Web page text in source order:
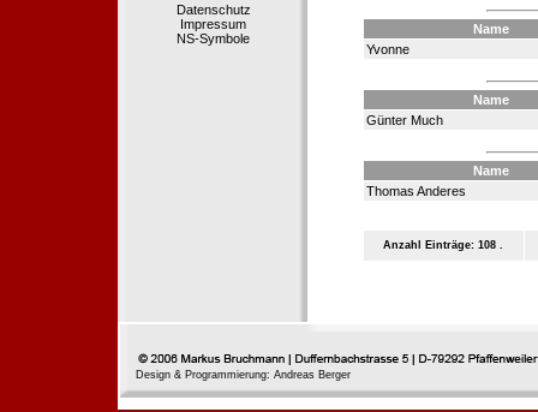
Datenschutz
Impressum
NS-Symbole
Name
Yvonne
Name
Günter Much
Name
Thomas Anderes
Anzahl Einträge: 108 .
Design & Programmierung: Andreas Berger